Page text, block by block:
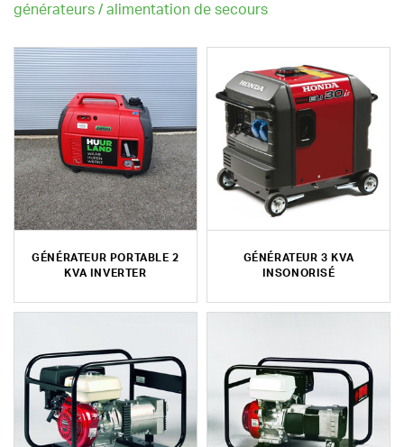
générateurs / alimentation de secours
GÉNÉRATEUR PORTABLE 2
KVA INVERTER
GÉNÉRATEUR 3 KVA
INSONORISÉ